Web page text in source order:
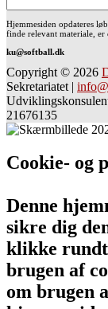
Hjemmesiden opdateres
finde relevant materiale,
ku@softball.dk
Copyright © 2026
Sekretariatet |
21676135
Cookie- og
Denne
sikre dig
klikke rundt
brugen af
om brugen